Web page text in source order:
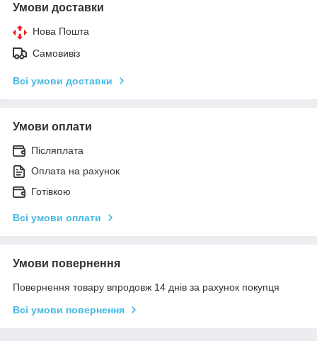
Умови доставки
Нова Пошта
Самовивіз
Всі умови доставки
Умови оплати
Післяплата
Оплата на рахунок
Готівкою
Всі умови оплати
Умови повернення
Повернення товару впродовж 14 днів за рахунок покупця
Всі умови повернення